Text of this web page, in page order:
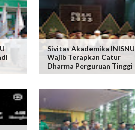
Sivitas Akademika INISNU
Wajib Terapkan Catur
Dharma Perguruan Tinggi